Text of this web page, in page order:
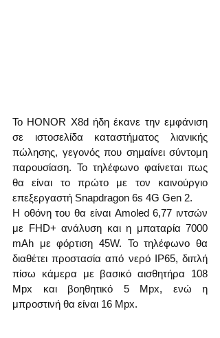
Το HONOR X8d ήδη έκανε την εμφάνιση
σε ιστοσελίδα καταστήματος λιανικής
πώλησης, γεγονός που σημαίνει σύντομη
παρουσίαση. Το τηλέφωνο φαίνεται πως
θα είναι το πρώτο με τον καινούργιο
επεξεργαστή Snapdragon 6s 4G Gen 2.
Η οθόνη του θα είναι Amoled 6,77 ιντσών
με FHD+ ανάλυση και η μπαταρία 7000
mAh με φόρτιση 45W. Το τηλέφωνο θα
διαθέτει προστασία από νερό IP65, διπλή
πίσω κάμερα με βασικό αισθητήρα 108
Mpx και βοηθητικό 5 Mpx, ενώ η
μπροστινή θα είναι 16 Mpx.